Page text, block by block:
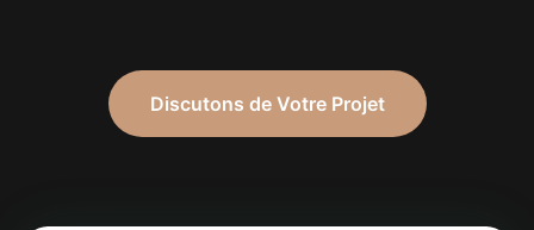
Discutons de Votre Projet